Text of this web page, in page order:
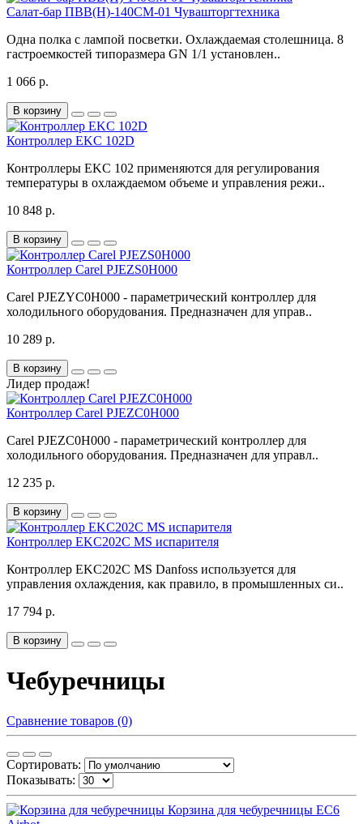
Салат-бар ПВВ(Н)-140СМ-01 Чувашторгтехника
Одна полка с лампой посветки. Охлаждаемая столешница. 8
гастроемкостей типоразмера GN 1/1 установлен..
1 066 р.
В корзину
Контроллер EKC 102D
Контроллеры EKC 102 применяются для регулирования
температуры в охлаждаемом объеме и управления режи..
10 848 р.
В корзину
Контроллер Carel PJEZS0H000
Carel PJEZYC0H000 - параметрический контроллер для
холодильного оборудования. Предназначен для управ..
10 289 р.
В корзину
Лидер продаж!
Контроллер Carel PJEZC0H000
Carel PJEZC0H000 - параметрический контроллер для
холодильного оборудования. Предназначен для управл..
12 235 р.
В корзину
Контроллер EKC202C MS испарителя
Контроллер EKC202C MS Danfoss используется для
управления охлаждения, как правило, в промышленных си..
17 794 р.
В корзину
Чебуречницы
Сравнение товаров (0)
Сортировать:
Показывать: